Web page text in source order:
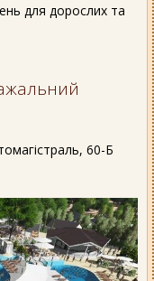
для дорослих та
60-Б